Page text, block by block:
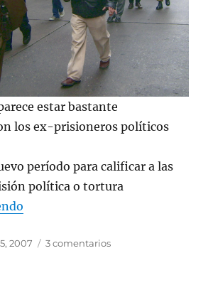
estar bastante
los ex-prisioneros políticos
período para calificar a las
política o tortura
2007 3 comentariosen